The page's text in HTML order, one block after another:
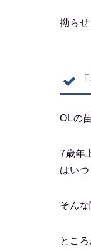
拗ら
OLの
7歳年
はい
そん
とこ